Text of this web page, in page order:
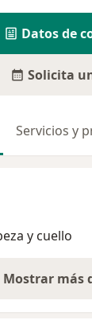
Datos de
Solicita
Servicios y
y cuello
Mostrar más